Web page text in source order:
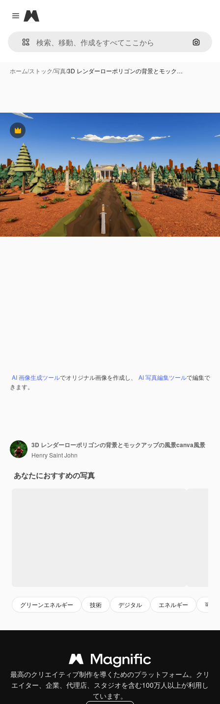
Close menu
Magnific
画像で
ホーム/ストック/写真/3D レンダーローポリゴンの背景とモック…
Premium
AI 画像生成ツールでオリジナル画像を作成し、 AI 写真編集ツールで編集で
きます。
3D レンダーローポリゴンの背景とモックアップの風景canva風景
Henry Saint John
あなたにおすすめの写真
グリーンエネルギー 技術 デジタル エネルギー 可能
最高のクリエイティブ制作を導くためのプラットフォーム。クリ
エイター、企業、代理店、スタジオを含む100万人以上が利用し
ています。